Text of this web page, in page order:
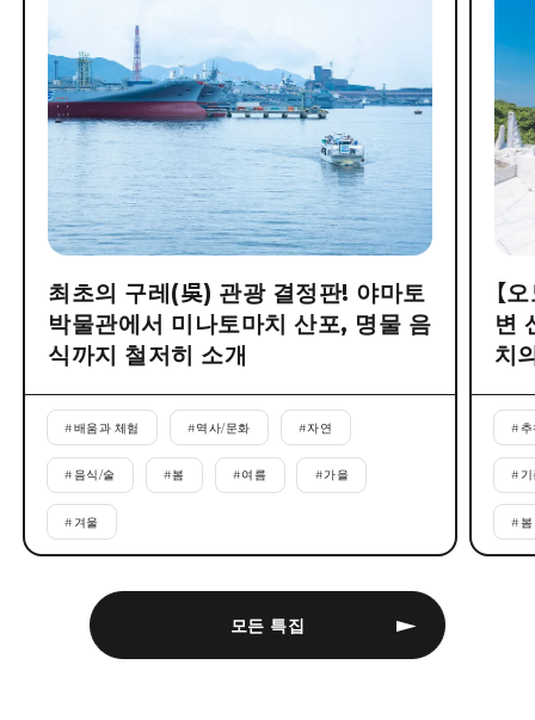
모든 특집
최초의 구레(吳) 관광 결정판! 야마토
박물관에서 미나토마치 산포, 명물 음
식까지 철저히 소개
#배움과 체험 #역사/문화 #자연
#음식/술 #봄 #여름 #가을
# 겨울
【
변
치
#
#
#봄